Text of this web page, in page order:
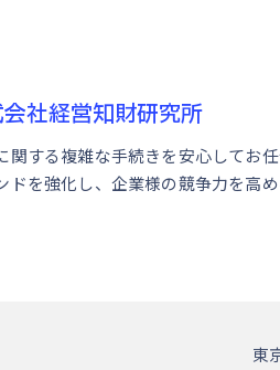
社経営知財研究所
関する複雑な手続きを安心してお
ドを強化し、企業様の競争力を高
東